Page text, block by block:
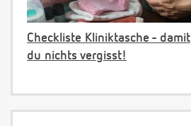
Checkliste Kliniktasche - damit
du nichts vergisst!